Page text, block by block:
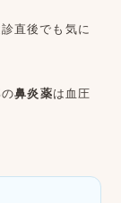
直後でも気に
の鼻炎薬は血圧